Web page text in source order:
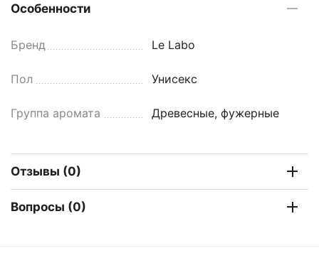
Особенности
Бренд Le Labo
Пол Унисекс
Группа аромата Древесные, фужерные
Отзывы (0)
Вопросы (0)